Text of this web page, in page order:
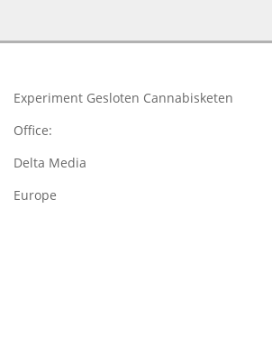
03-
Experiment Gesloten Cannabisketen
Office:
Delta Media
Europe